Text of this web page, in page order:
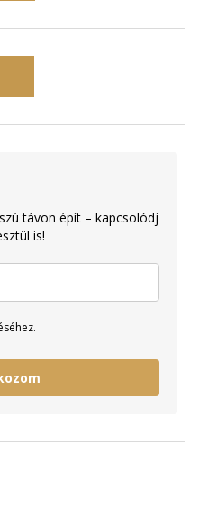
távon épít – kapcsolódj
is!